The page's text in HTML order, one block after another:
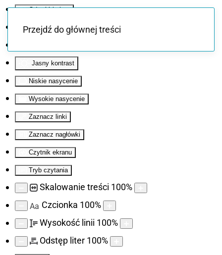
Odwróć kolory
Monochromatyczny
Jasny kontrast
Niskie nasycenie
Wysokie nasycenie
Zaznacz linki
Zaznacz nagłówki
Czytnik ekranu
Tryb czytania
Skalowanie treści 100%
Aa Czcionka 100%
Wysokość linii 100%
Odstęp liter 100%
Przejdź do głównej treści